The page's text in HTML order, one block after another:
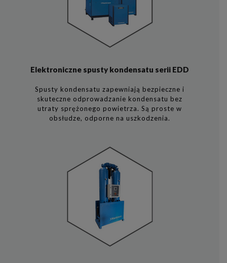
Elektroniczne spusty kondensatu serii EDD
Spusty kondensatu zapewniają bezpieczne i
skuteczne odprowadzanie kondensatu bez
utraty sprężonego powietrza. Są proste w
obsłudze, odporne na uszkodzenia.